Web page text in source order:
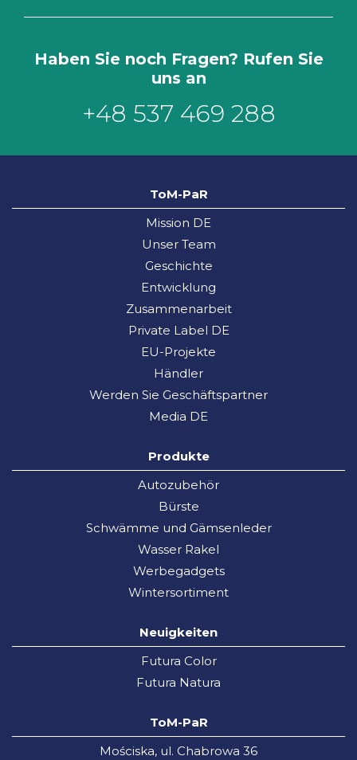
Haben Sie noch Fragen? Rufen Sie
uns an
+48 537 469 288
ToM-PaR
Mission DE
Unser Team
Geschichte
Entwicklung
Zusammenarbeit
Private Label DE
EU-Projekte
Händler
Werden Sie Geschäftspartner
Media DE
Produkte
Autozubehör
Bürste
Schwämme und Gämsenleder
Wasser Rakel
Werbegadgets
Wintersortiment
Neuigkeiten
Futura Color
Futura Natura
ToM-PaR
Mościska, ul. Chabrowa 36